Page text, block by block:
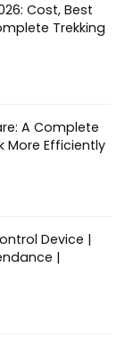
Cost, Best
Trekking
A Complete
More Efficiently
Device |
|